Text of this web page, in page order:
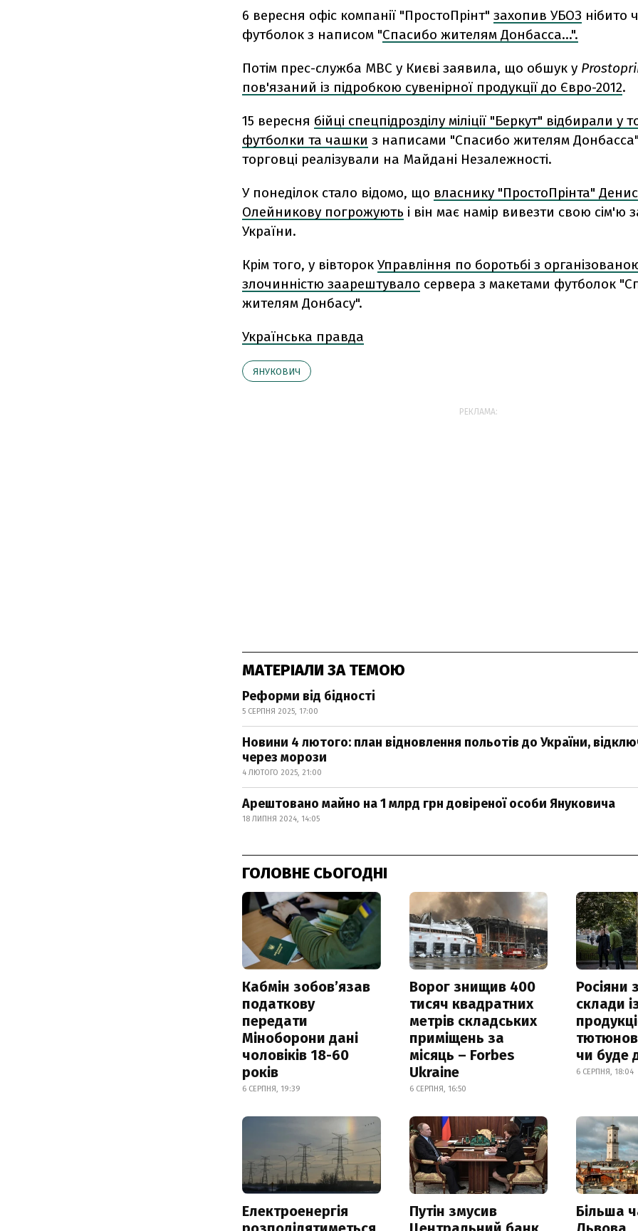
6 вересня офіс компанії "ПростоПрінт" захопив УБОЗ нібито
футболок з написом "Спасибо жителям Донбасса...".
Потім прес-служба МВС у Києві заявила, що обшук у
пов'язаний із підробкою сувенірної продукції до Євро-2012.
15 вересня бійці спецпідрозділу міліції "Беркут" відбирали у
футболки та чашки з написами "Спасибо жителям
торговці реалізували на Майдані Незалежності.
У понеділок стало відомо, що власнику "ПростоПрінта"
Олейникову погрожують і він має намір вивезти свою сім'ю
України.
Крім того, у вівторок Управління по боротьбі з
злочинністю заарештувало сервера з макетами футболок
жителям Донбасу".
Українська правда
ЯНУКОВИЧ
РЕКЛАМА:
МАТЕРІАЛИ ЗА ТЕМОЮ
Реформи від бідності
5 СЕРПНЯ 2025, 17:00
Новини 4 лютого: план відновлення польотів до України,
через морози
4 ЛЮТОГО 2025, 21:00
Арештовано майно на 1 млрд грн довіреної особи Януковича
18 ЛИПНЯ 2024, 14:05
ГОЛОВНЕ СЬОГОДНІ
Кабмін зобовʼязав
податкову
передати
Міноборони дані
чоловіків 18-60
років
6 СЕРПНЯ, 19:39
Ворог знищив 400
тисяч квадратних
метрів складських
приміщень за
місяць – Forbes
Ukraine
6 СЕРПНЯ, 16:50
Росіяни
склади
чи буде
6 СЕРПНЯ, 18:04
Електроенергія
Путін змусив
Більша